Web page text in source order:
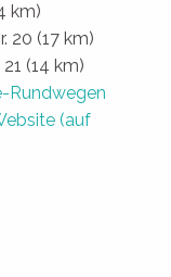
km)
20 (17 km)
(14 km)
Rundwegen
(auf